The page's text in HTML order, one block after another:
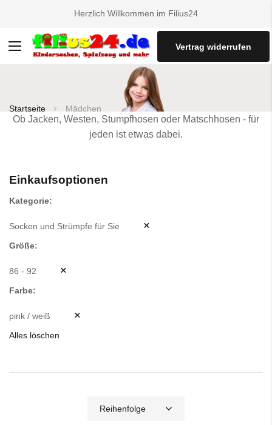
Herzlich Willkommen im Filius24
Navigation
Vertrag widerrufen
Startseite Mädchen
Ob Jacken, Westen, Stumpfhosen oder Matschhosen - für
jeden ist etwas dabei.
Einkaufsoptionen
Kategorie
Socken und Strümpfe für Sie
Größe
86 - 92
Farbe
pink / weiß
Alles löschen